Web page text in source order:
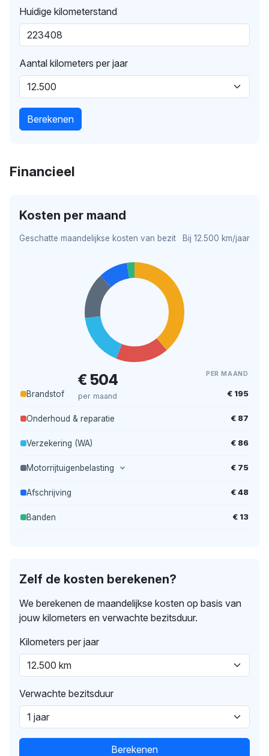
Huidige kilometerstand
Aantal kilometers per jaar
Berekenen
Financieel
Kosten per maand
Geschatte maandelijkse kosten van bezit Bij 12.500 km/jaar
€ 504
per maand
PER MAAND
Brandstof € 195
Onderhoud & reparatie € 87
Verzekering (WA) € 86
Motorrijtuigenbelasting € 75
Afschrijving € 48
Banden € 13
Zelf de kosten berekenen?
We berekenen de maandelijkse kosten op basis van
jouw kilometers en verwachte bezitsduur.
Kilometers per jaar
Verwachte bezitsduur
Berekenen